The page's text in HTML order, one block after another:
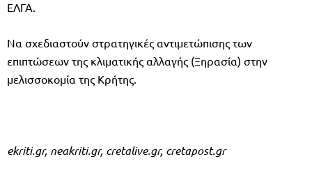
ΕΛΓΑ.
Να σχεδιαστούν στρατηγικές αντιμετώπισης των
επιπτώσεων της κλιματικής αλλαγής (Ξηρασία) στην
μελισσοκομία της Κρήτης.
ekriti.gr, neakriti.gr, cretalive.gr, cretapost.gr